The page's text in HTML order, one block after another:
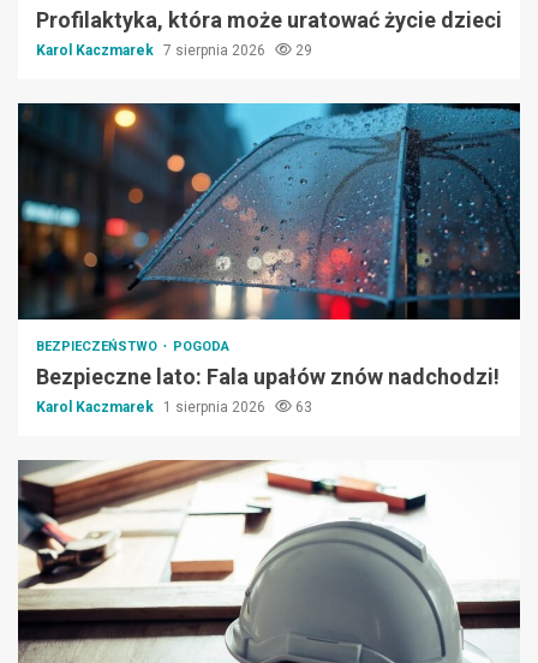
Profilaktyka, która może uratować życie dzieci
Karol Kaczmarek 7 sierpnia 2026 29
BEZPIECZEŃSTWO POGODA
Bezpieczne lato: Fala upałów znów nadchodzi!
Karol Kaczmarek 1 sierpnia 2026 63